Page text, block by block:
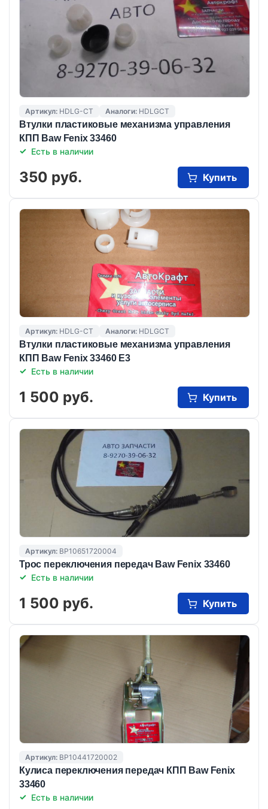
Артикул: HDLG-CT Аналоги: HDLGCT
Втулки пластиковые механизма управления
КПП Baw Fenix 33460
Есть в наличии
350 руб. Купить
Артикул: HDLG-CT Аналоги: HDLGCT
Втулки пластиковые механизма управления
КПП Baw Fenix 33460 E3
Есть в наличии
1 500 руб. Купить
Артикул: BP10651720004
Трос переключения передач Baw Fenix 33460
Есть в наличии
1 500 руб. Купить
Артикул: BP10441720002
Кулиса переключения передач КПП Baw Fenix
33460
Есть в наличии